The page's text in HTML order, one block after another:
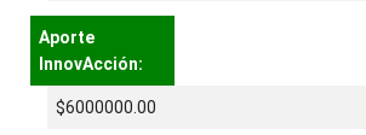
Aporte
InnovAcción:
$6000000.00